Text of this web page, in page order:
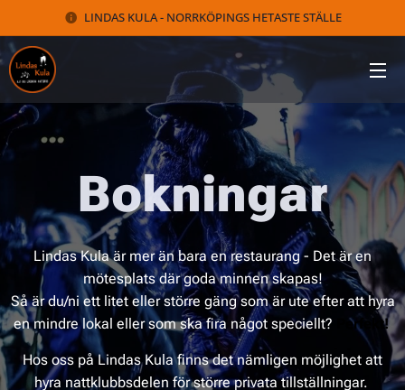
LINDAS KULA - NORRKÖPINGS HETASTE STÄLLE
Bokningar
Lindas Kula är mer än bara en restaurang - Det är en
mötesplats där goda minnen skapas!
Så är du/ni ett litet eller större gäng som är ute efter att hyra
en mindre lokal eller som ska fira något speciellt?
Perfekt!
Hos oss på Lindas Kula finns det nämligen möjlighet att
hyra nattklubbsdelen för större privata tillställningar.